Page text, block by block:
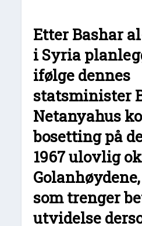
Etter Bashar
i Syria
ifølge dennes
statsminister
Netanyahus
bosetting på
1967 ulovlig
som trenger
utvidelse